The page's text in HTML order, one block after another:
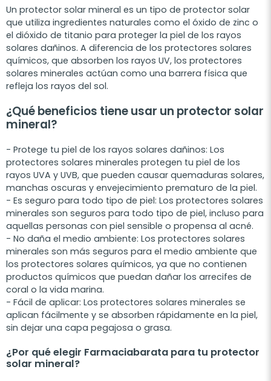
Un protector solar mineral es un tipo de protector solar
que utiliza ingredientes naturales como el óxido de zinc o
el dióxido de titanio para proteger la piel de los rayos
solares dañinos. A diferencia de los protectores solares
químicos, que absorben los rayos UV, los protectores
solares minerales actúan como una barrera física que
refleja los rayos del sol.
¿Qué beneficios tiene usar un protector solar
mineral?
- Protege tu piel de los rayos solares dañinos: Los
protectores solares minerales protegen tu piel de los
rayos UVA y UVB, que pueden causar quemaduras solares,
manchas oscuras y envejecimiento prematuro de la piel.
- Es seguro para todo tipo de piel: Los protectores solares
minerales son seguros para todo tipo de piel, incluso para
aquellas personas con piel sensible o propensa al acné.
- No daña el medio ambiente: Los protectores solares
minerales son más seguros para el medio ambiente que
los protectores solares químicos, ya que no contienen
productos químicos que puedan dañar los arrecifes de
coral o la vida marina.
- Fácil de aplicar: Los protectores solares minerales se
aplican fácilmente y se absorben rápidamente en la piel,
sin dejar una capa pegajosa o grasa.
¿Por qué elegir Farmaciabarata para tu protector
solar mineral?